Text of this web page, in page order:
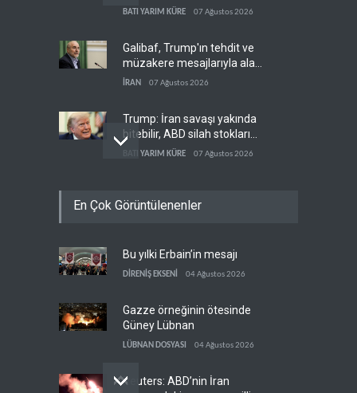
ilk kez durdurdu
BATI YARIM KÜRE 07 Ağustos 2026
Galibaf, Trump'ın tehdit ve
müzakere mesajlarıyla alay
etti
İRAN 07 Ağustos 2026
Trump: İran savaşı yakında
bitebilir, ABD silah stokları
zorlanıyor
BATI YARIM KÜRE 07 Ağustos 2026
yerine askeri üs projesi
İsrail ordusunda helikopter
krizi
En Çok Görüntülenenler
Bu yılki Erbain’in mesajı
DİRENİŞ EKSENİ 04 Ağustos 2026
Gazze örneğinin ötesinde
Güney Lübnan
LÜBNAN DOSYASI 04 Ağustos 2026
Reuters: ABD’nin İran